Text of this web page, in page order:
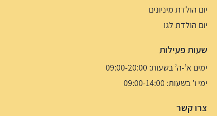
יום הולדת מיניונים
יום הולדת לגו
שעות פעילות
ימים א’-ה’ בשעות: 09:00-20:00
ימי ו’ בשעות: 09:00-14:00
צרו קשר